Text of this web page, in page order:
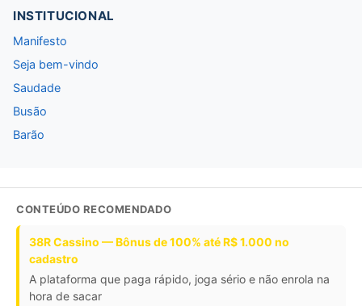
INSTITUCIONAL
Manifesto
Seja bem-vindo
Saudade
Busão
Barão
CONTEÚDO RECOMENDADO
38R Cassino — Bônus de 100% até R$ 1.000 no
cadastro
A plataforma que paga rápido, joga sério e não enrola na
hora de sacar